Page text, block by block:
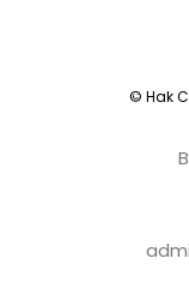
© Hak